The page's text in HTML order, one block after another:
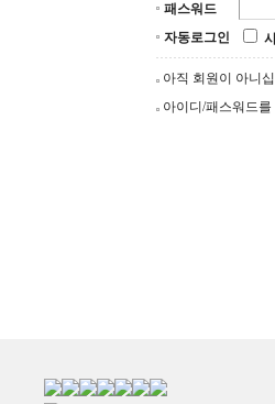
패스워드
자동로그인
아직 회원이 아니
아이디/패스워드